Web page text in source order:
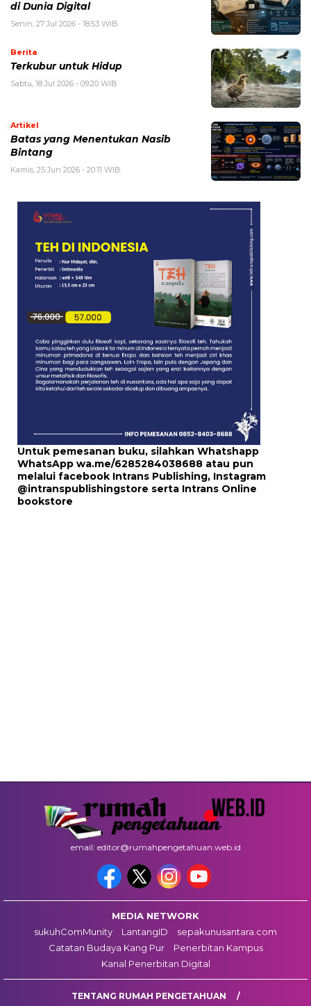
di Dunia Digital
Senin, 27 Jul 2026 - 18:53 WIB
Berita
Terkubur untuk Hidup
Sabtu, 18 Jul 2026 - 09:20 WIB
Artikel
Batas yang Menentukan Nasib
Bintang
Kamis, 25 Jun 2026 - 20:11 WIB
Untuk pemesanan buku, silahkan Whatshapp
WhatsApp wa.me/6285284038688 atau pun
melalui facebook Intrans Publishing, Instagram
@intranspublishingstore serta Intrans Online
bookstore
email: editor@rumahpengetahuan.web.id
MEDIA NETWORK
sukuhComMunity
LantangID
sepakunusantara.com
Catatan Budaya Kang Pur
Penerbitan Kampus
Kanal Penerbitan Digital
TENTANG RUMAH PENGETAHUAN